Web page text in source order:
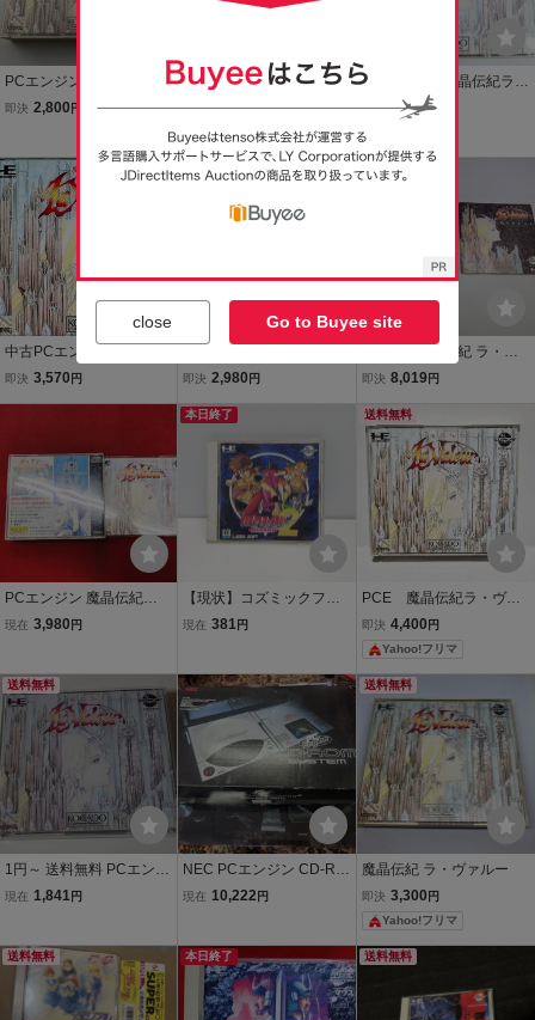
PCエンジンCDソフト 魔
晶伝紀 ラ・ヴァルー 199
即決 2,800 円
PCエンジン 魔晶伝紀ラ・
即決 10,000円
Yahoo!フリマ
PCエンジン 魔晶伝紀ラ・
ヴァルー ケース 取説付
現在 2,980円
中古PCエンジンCDソフ
ト 魔晶伝紀 ラ・ヴァルー
即決 3,570 円
ルー 中古☆★ 即決
即決 2,980 円
送料無料
中古A★魔晶伝紀 ラ・ヴ
ァルー★PCエンジン CD-
即決 8,019 円
PCエンジン 魔晶伝紀
ラ・ヴァルー 箱付き 同梱
現在 3,980 円
本日終了
【現状】コズミックファ
ンタジー2 PCエンジン C
現在 381円
送料無料
PCE 魔晶伝紀ラ・ヴァ
ルー PCエンジン
即決 4,400 円
Yahoo!フリマ
送料無料
1円～ 送料無料 PCエンジ
ン CD-ROM2 魔晶伝記ラ
現在 1,841 円
NEC PCエンジン CD-RO
M2 SYSTEM 本体 箱付き
現在 10,222 円
送料無料
魔晶伝紀 ラ・ヴァルー
即決 3,300 円
Yahoo!フリマ
送料無料 本日終了 送料無料
close Go to Buyee site